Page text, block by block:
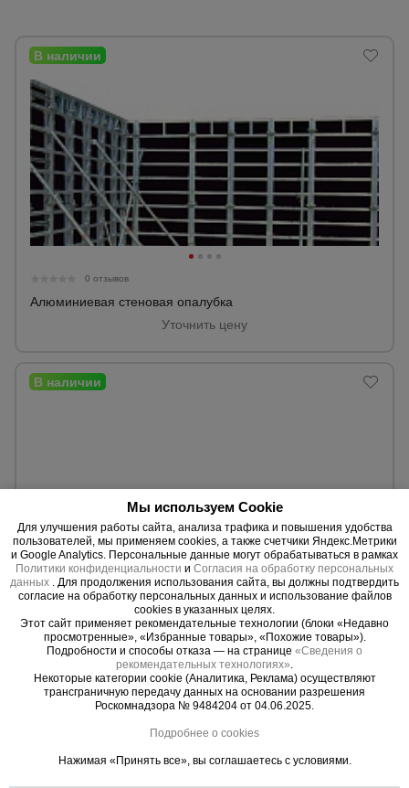
0 отзывов
Алюминиевая стеновая опалубка
Уточнить цену
0 отзывов
Стальная щитовая опалубка
Толщина металла:
2, 2,5, 3 мм.
Расчет по Вашему проекту.
подъемники
Грузоподъемное
оборудование
для
строительства
Оборудование
для работы с
арматурой
Оборудование
для бетонных
работ
Мы используем Cookie
Для улучшения работы сайта, анализа трафика и повышения удобства
пользователей, мы применяем cookies, а также счетчики Яндекс.Метрики
и Google Analytics. Персональные данные могут обрабатываться в рамках
Политики конфиденциальности и Согласия на обработку персональных
данных
. Для продолжения использования сайта, вы должны подтвердить
согласие на обработку персональных данных и использование файлов
cookies в указанных целях.
Этот сайт применяет рекомендательные технологии (блоки «Недавно
просмотренные», «Избранные товары», «Похожие товары»).
Подробности и способы отказа — на странице «Сведения о
рекомендательных технологиях»
Некоторые категории cookie (Аналитика, Реклама) осуществляют
трансграничную передачу данных на основании разрешения
Роскомнадзора № 9484204 от 04.06.2025.
Подробнее о cookies
Нажимая «Принять все», вы соглашаетесь с условиями.